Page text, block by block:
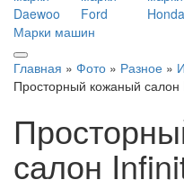
Марки машин
Главная » Фото » Разное »
Просторный кожаный салон
салон